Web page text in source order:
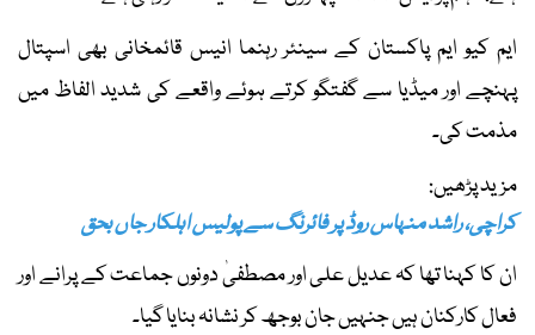
ایم کیو ایم پاکستان کے سینئر رہنما انیس قائمخانی بھی اسپتال
پہنچے اور میڈیا سے گفتگو کرتے ہوئے واقعے کی شدید الفاظ میں
مذمت کی۔
مزید پڑھیں:
کراچی، راشد منہاس روڈ پر فائرنگ سے پولیس اہلکار جاں بحق
ان کا کہنا تھا کہ عدیل علی اور مصطفیٰ دونوں جماعت کے پرانے اور
فعال کارکنان ہیں جنہیں جان بوجھ کر نشانہ بنایا گیا۔